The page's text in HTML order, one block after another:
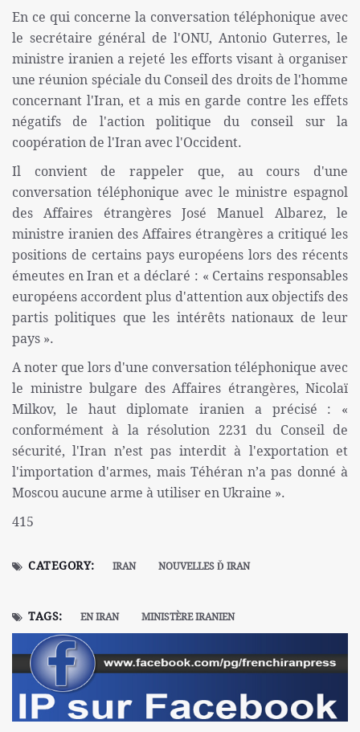
En ce qui concerne la conversation téléphonique avec
le secrétaire général de l'ONU, Antonio Guterres, le
ministre iranien a rejeté les efforts visant à organiser
une réunion spéciale du Conseil des droits de l'homme
concernant l'Iran, et a mis en garde contre les effets
négatifs de l'action politique du conseil sur la
coopération de l'Iran avec l'Occident.
Il convient de rappeler que, au cours d'une
conversation téléphonique avec le ministre espagnol
des Affaires étrangères José Manuel Albarez, le
ministre iranien des Affaires étrangères a critiqué les
positions de certains pays européens lors des récents
émeutes en Iran et a déclaré : « Certains responsables
européens accordent plus d'attention aux objectifs des
partis politiques que les intérêts nationaux de leur
pays ».
A noter que lors d'une conversation téléphonique avec
le ministre bulgare des Affaires étrangères, Nicolaï
Milkov, le haut diplomate iranien a précisé : «
conformément à la résolution 2231 du Conseil de
sécurité, l'Iran n’est pas interdit à l'exportation et
l'importation d'armes, mais Téhéran n’a pas donné à
Moscou aucune arme à utiliser en Ukraine ».
415
CATEGORY: IRAN NOUVELLES Ď IRAN
TAGS: EN IRAN MINISTÈRE IRANIEN